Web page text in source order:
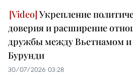
Укрепление
доверия и расширение
дружбы между Вьетнамом и
Бурунди
30/07/2026 03:28